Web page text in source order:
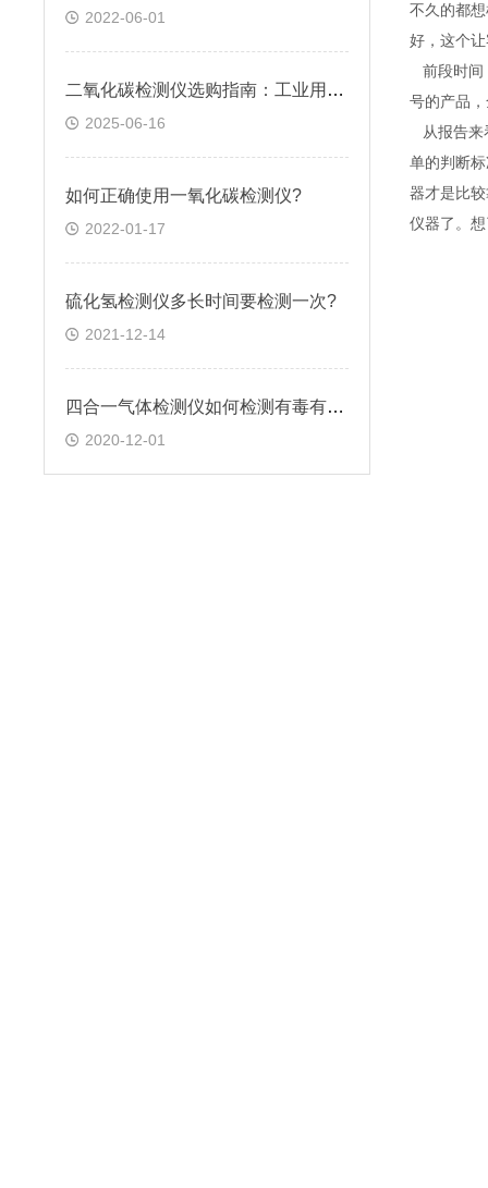
2022-06-01
二氧化碳检测仪选购指南：工业用户必看的5大关键因素
2025-06-16
如何正确使用一氧化碳检测仪?
2022-01-17
硫化氢检测仪多长时间要检测一次?
2021-12-14
四合一气体检测仪如何检测有毒有害气体
2020-12-01
不久的都
好，这个
前段时间
号的产品
从报告来
单的判断
器才是比
仪器了。